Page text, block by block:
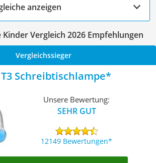
anzeigen
Vergleich 2026 Empfehlungen
Vergleichssieger
Schreibtischlampe
Unsere Bewertung:
SEHR GUT
12149 Bewertungen